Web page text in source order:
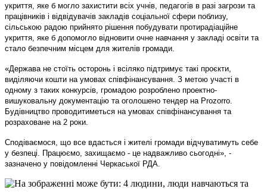
укриття, яке б могло захистити всіх учнів, педагогів в разі загрози та
працівників і відвідувачів закладів соціальної сфери поблизу,
сільською радою прийнято рішення побудувати протирадіаційне
укриття, яке б допомогло відновити очне навчання у закладі освіти та
стало безпечним місцем для жителів громади.
«Держава не стоїть осторонь і всіляко підтримує такі проєкти,
виділяючи кошти на умовах співфінансування. З метою участі в
одному з таких конкурсів, громадою розроблено проектно-
вишуковальну документацію та оголошено тендер на Prozorro.
Будівництво проводитиметься на умовах співфінансування та
розраховане на 2 роки.
Сподіваємося, що все вдасться і жителі громади відчуватимуть себе
у безпеці.
Працюємо, захищаємо - це надважливо сьогодні», -
зазначено у повідомленні Черкаської РДА.